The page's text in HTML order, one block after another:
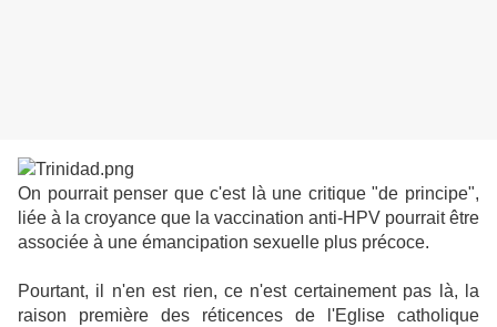
On pourrait penser que c'est là une critique "de principe",
liée à la croyance que la vaccination anti-HPV pourrait être
associée à une émancipation sexuelle plus précoce.
Pourtant, il n'en est rien, ce n'est certainement pas là, la
raison première des réticences de l'Eglise catholique